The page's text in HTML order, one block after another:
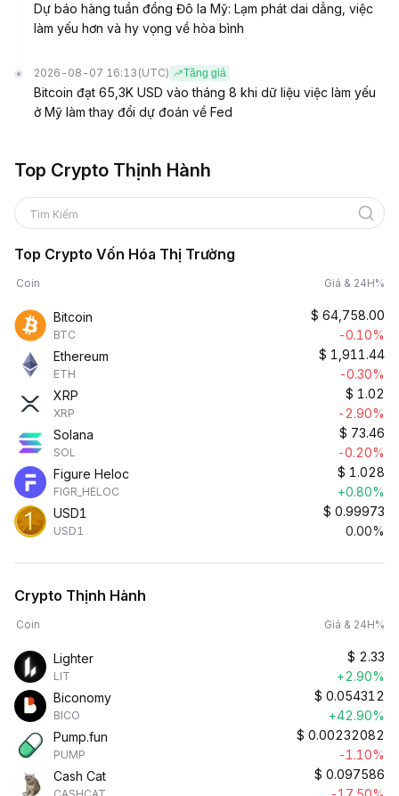
Dự báo hàng tuần đồng Đô la Mỹ: Lạm phát dai dẳng, việc
làm yếu hơn và hy vọng về hòa bình
2026-08-07 16:13 (UTC) Tăng giá
Bitcoin đạt 65,3K USD vào tháng 8 khi dữ liệu việc làm yếu
ở Mỹ làm thay đổi dự đoán về Fed
Top Crypto Thịnh Hành
Tìm Kiếm
Top Crypto Vốn Hóa Thị Trường
Coin Giá & 24H%
Bitcoin
BTC
$ 64,758.00
-0.10%
Ethereum
ETH
$ 1,911.44
-0.30%
XRP
XRP
$ 1.02
-2.90%
Solana
SOL
$ 73.46
-0.20%
Figure Heloc
FIGR_HELOC
$ 1.028
+0.80%
USD1
USD1
$ 0.99973
0.00%
Crypto Thịnh Hành
Coin Giá & 24H%
Lighter
LIT
$ 2.33
+2.90%
Biconomy
BICO
$ 0.054312
+42.90%
Pump.fun
PUMP
$ 0.00232082
-1.10%
Cash Cat
$ 0.097586